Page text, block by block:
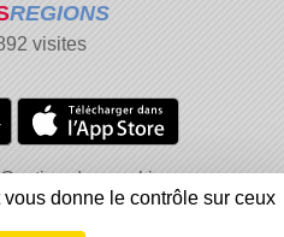
REGIONS
visites
Gestion des cookies
un contenu inapproprié
donne le contrôle sur ceux